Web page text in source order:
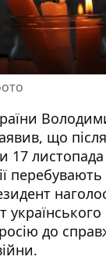
що
17 листопада
до